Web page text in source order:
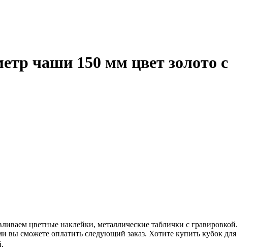
чаши 150 мм цвет золото с
цветные наклейки, металлические таблички с гравировкой.
вы сможете оплатить следующий заказ. Хотите купить кубок для